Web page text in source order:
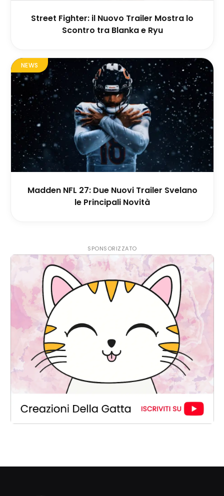
Street Fighter: il Nuovo Trailer Mostra lo
Scontro tra Blanka e Ryu
NEWS
Madden NFL 27: Due Nuovi Trailer Svelano
le Principali Novità
SPONSORIZZATO